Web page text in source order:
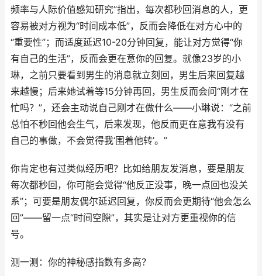
频率与人际价值感知研究”指出，每次都秒回消息的人，更
容易被对方视为“时间成本低”，反而会降低在对方心中的
“重要性”；而适度延迟10-20分钟回复，能让对方觉得“你
有自己的生活”，反而会更在意你的回复。就像23岁的小
琳，之前只要看到男生的消息就立刻回，男生后来回复越
来越慢；后来她试着等15分钟再回，男生反而会问“刚才在
忙吗？”，还会主动说自己刚才在做什么——小琳说：“之前
总怕不秒回他会生气，后来发现，他反而更在意我有没有
自己的事做，不会觉得我‘围着他转’。”
你肯定也有过类似经历吧？比如给朋友发消息，要是朋友
每次都秒回，你可能会觉得“他反正没事，晚一点回也没关
系”；可要是朋友偶尔延迟回复，你反而会更期待“他会怎么
回”——留一点“时间空隙”，其实是让对方更重视你的信
号。
测一测：你的神秘感指数有多高？